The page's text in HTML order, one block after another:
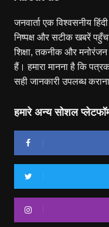
जनवार्ता एक विश्वसनीय
निष्पक्ष और सटीक खबरें
शिक्षा, तकनीक और
हैं। हमारा मानना है कि
सही जानकारी उपलब्ध
हमारे अन्य सोशल